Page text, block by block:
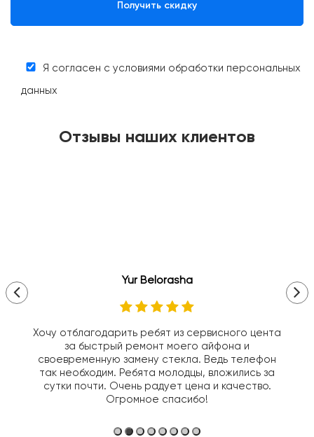
Я согласен с условиями обработки персональных
данных
Отзывы наших клиентов
Yur Belorasha
Хочу отблагодарить ребят из сервисного цента
за быстрый ремонт моего айфона и
своевременную замену стекла. Ведь телефон
так необходим. Ребята молодцы, вложились за
сутки почти. Очень радует цена и качество.
Огромное спасибо!